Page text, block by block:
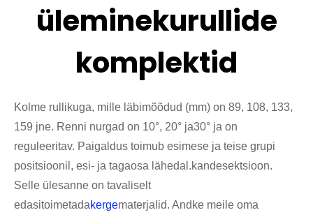
üleminekurullide
komplektid
Kolme rullikuga, mille läbimõõdud (mm) on 89, 108, 133,
159 jne. Renni nurgad on 10°, 20° ja30° ja on
reguleeritav. Paigaldus toimub esimese ja teise grupi
positsioonil, esi- ja tagaosa lähedal.kandesektsioon.
Selle ülesanne on tavaliselt
edasitoimetadakergematerjalid. Andke meile oma